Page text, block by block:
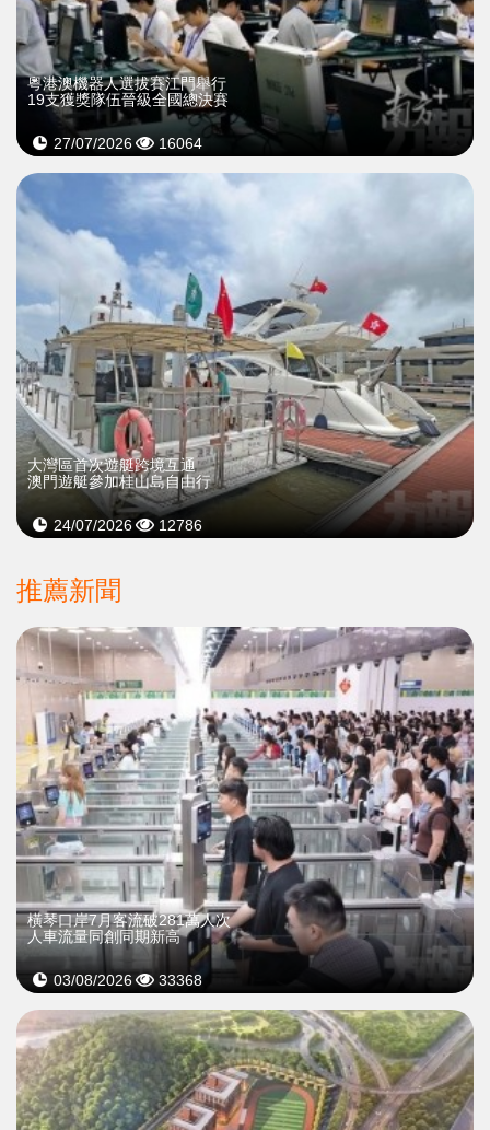
粵港澳機器人選拔賽江門舉行
19支獲獎隊伍晉級全國總決賽
27/07/2026 16064
大灣區首次遊艇跨境互通
澳門遊艇參加桂山島自由行
24/07/2026 12786
推薦新聞
橫琴口岸7月客流破281萬人次
人車流量同創同期新高
03/08/2026 33368